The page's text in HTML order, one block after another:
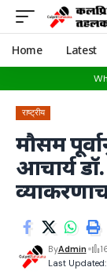
Home Latest
राष्ट्रीय
मौसम
आचार्य
Last Updated:
ByAdmin